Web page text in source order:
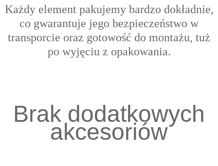
Każdy element pakujemy bardzo dokładnie,
co gwarantuje jego bezpieczeństwo w
transporcie oraz gotowość do montażu, tuż
po wyjęciu z opakowania.
Brak dodatkowych
akcesoriów